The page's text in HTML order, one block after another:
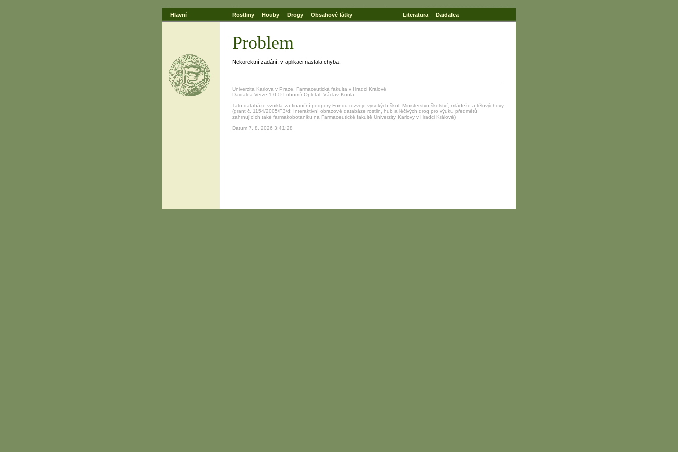
Hlavní Rostliny Houby Drogy Obsahové látky Literatura Daidalea
Problem
Nekorektní zadání, v aplikaci nastala chyba.
Univerzita Karlova v Praze, Farmaceutická fakulta v Hradci Králové
Daidalea Verze 1.0 © Lubomír Opletal, Václav Koula
Tato databáze vznikla za finanční podpory Fondu rozvoje vysokých škol, Ministerstvo školství, mládeže a tělovýchovy
(grant č. 1154/2005/F3/d: Interaktivní obrazové databáze rostlin, hub a léčivých drog pro výuku předmětů
zahrnujících také farmakobotaniku na Farmaceutické fakultě Univerzity Karlovy v Hradci Králové)
Datum 7. 8. 2026 3:41:28